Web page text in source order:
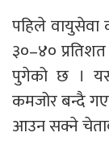
पहिले वायुसेवा
३०–४०
पुगेको छ ।
कमजोर बन्दै
आउन सक्ने